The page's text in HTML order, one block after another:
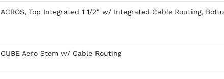
ACROS, Top Integrated 1 1/2″ w/ Integrated Cable Routing,
CUBE Aero Stem w/ Cable Routing